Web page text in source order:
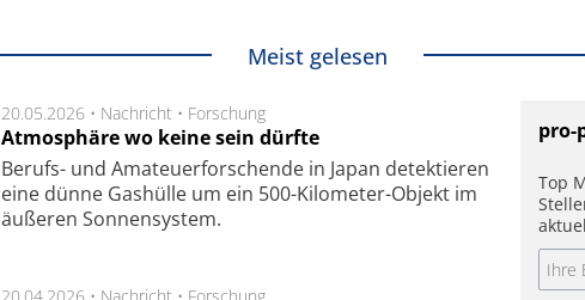
Meist gelesen
20.05.2026 • Nachricht • Forschung
Atmosphäre wo keine sein dürfte
Berufs- und Ama­teuer­for­schen­de in Japan de­tek­tie­ren
eine dün­ne Gas­hül­le um ein 500-Kilo­meter-Objekt im
äu­ße­ren Son­nen­sys­tem.
20.04.2026 • Nachricht • Forschung
pro-
Top